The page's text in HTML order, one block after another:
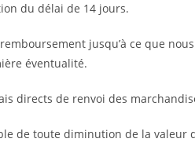
du délai de 14 jours.
jusqu’à ce que
éventualité.
directs de renvoi des
de toute diminution de la